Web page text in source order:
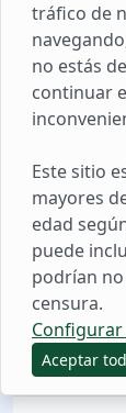
tráfico de
no estás
continuar
Este sitio
mayores
edad
puede
podrían
censura.
Aceptar